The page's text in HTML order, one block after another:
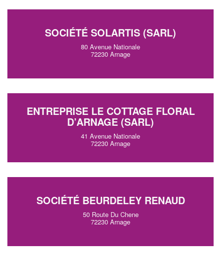
SOCIÉTÉ SOLARTIS (SARL)
80 Avenue Nationale
72230 Arnage
ENTREPRISE LE COTTAGE FLORAL
D’ARNAGE (SARL)
41 Avenue Nationale
72230 Arnage
SOCIÉTÉ BEURDELEY RENAUD
50 Route Du Chene
72230 Arnage